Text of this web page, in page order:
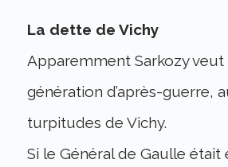
La dette de Vichy
Apparemment Sarkozy
génération d’après-guerre,
turpitudes de Vichy.
Si le Général de Gaulle